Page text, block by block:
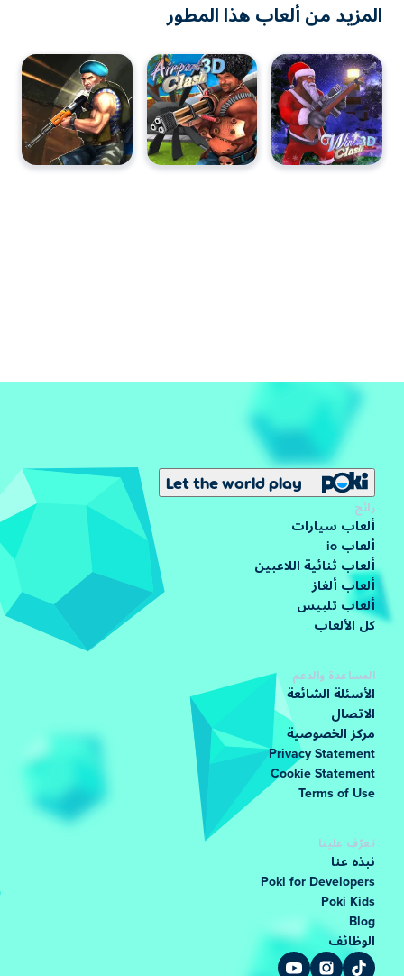
المزيد من ألعاب هذا المطور
Let the world play
رائج
ألعاب سيارات
ألعاب io
ألعاب ثنائية اللاعبين
ألعاب ألغاز
ألعاب تلبيس
كل الألعاب
المساعدة والدعم
الأسئلة الشائعة
الاتصال
مركز الخصوصية
Privacy Statement
Cookie Statement
Terms of Use
تعرّف علينا
نبذه عنا
Poki for Developers
Poki Kids
Blog
الوظائف